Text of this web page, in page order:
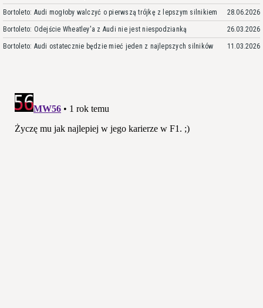
Bortoleto: Audi mogłoby walczyć o pierwszą trójkę z lepszym silnikiem 28.06.2026
Bortoleto: Odejście Wheatley'a z Audi nie jest niespodzianką 26.03.2026
Bortoleto: Audi ostatecznie będzie mieć jeden z najlepszych silników 11.03.2026